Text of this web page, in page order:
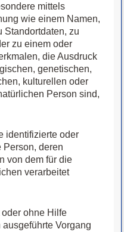
mittels
wie einem Namen,
Standortdaten, zu
zu einem oder
die Ausdruck
genetischen,
kulturellen oder
Person sind,
identifizierte oder
Person, deren
von dem für die
verarbeitet
ohne Hilfe
Vorgang